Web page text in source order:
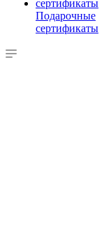
Подарочные
сертификаты